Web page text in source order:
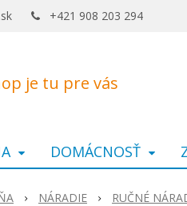
je tu pre vás
+421 908 203 294
DOMÁCNOSŤ
NÁRADIE RUČNÉ